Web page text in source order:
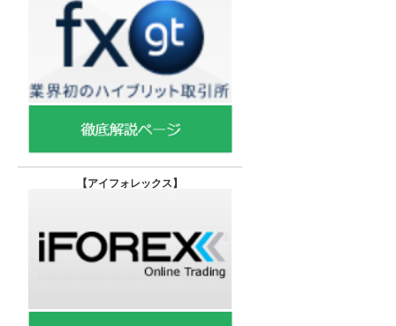
【アイフォレックス】